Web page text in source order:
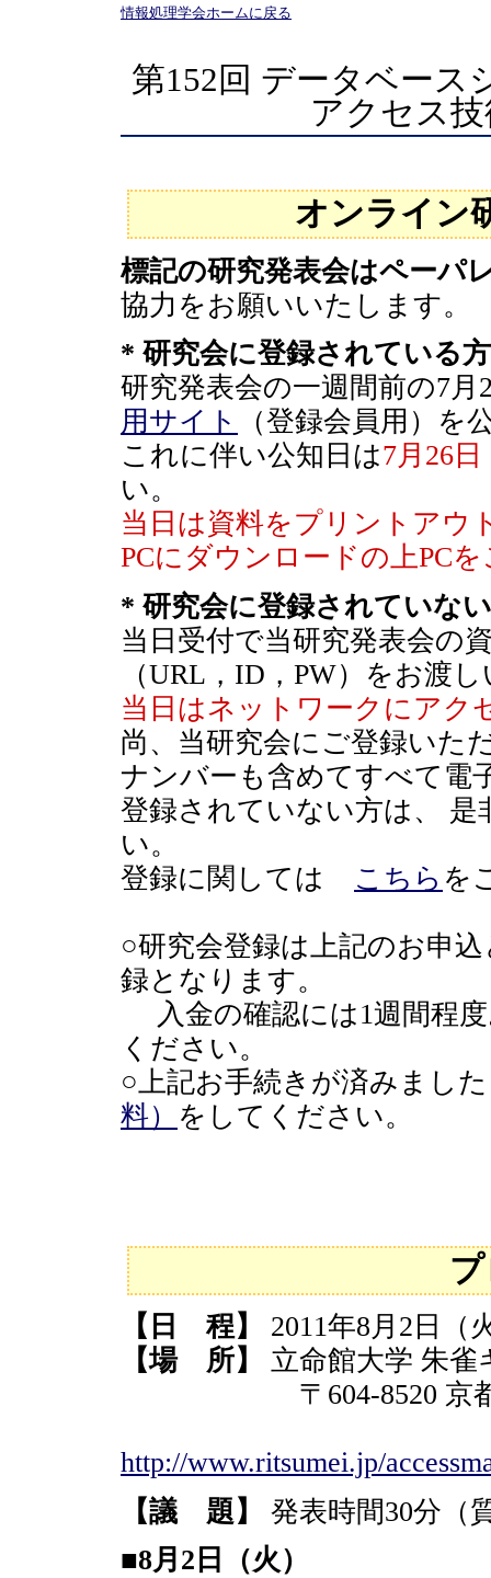
情報処理学会ホームに戻る
第152回 データベース
アクセス
オンライン
標記の研究発表会はペーパ
協力をお願いいたします。
* 研究会に登録されている方
研究発表会の一週間前の7月
用サイト
（登録会員用）を
これに伴い公知日は7月26
い。
当日は資料をプリントアウ
PCにダウンロードの上PC
* 研究会に登録されていな
当日受付で当研究発表会の
（URL，ID，PW）をお渡
当日はネットワークにアク
尚、当研究会にご登録いた
ナンバーも含めてすべて電
登録されていない方は、
い。
登録に関しては
こちら を
○研究会登録は上記のお申
録となります。
入金の確認には1週間程
ください。
○上記お手続きが済みまし
料）
をしてください。
【日 程】 2011年8月2日（
【場 所】 立命館大学 朱雀
〒604-8520 京都市
http://www.ritsumei.jp/
【議 題】 発表時間30分（
■8月2日（火）